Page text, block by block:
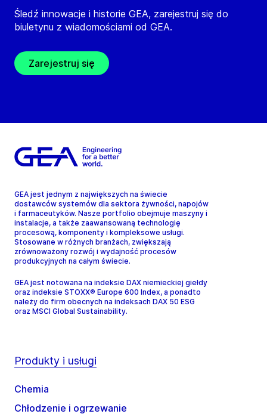
Śledź innowacje i historie GEA, zarejestruj się do
biuletynu z wiadomościami od GEA.
Zarejestruj się
GEA jest jednym z największych na świecie
dostawców systemów dla sektora żywności, napojów
i farmaceutyków. Nasze portfolio obejmuje maszyny i
instalacje, a także zaawansowaną technologię
procesową, komponenty i kompleksowe usługi.
Stosowane w różnych branżach, zwiększają
zrównoważony rozwój i wydajność procesów
produkcyjnych na całym świecie.
GEA jest notowana na indeksie DAX niemieckiej giełdy
oraz indeksie STOXX® Europe 600 Index, a ponadto
należy do firm obecnych na indeksach DAX 50 ESG
oraz MSCI Global Sustainability.
Produkty i usługi
Chemia
Chłodzenie i ogrzewanie